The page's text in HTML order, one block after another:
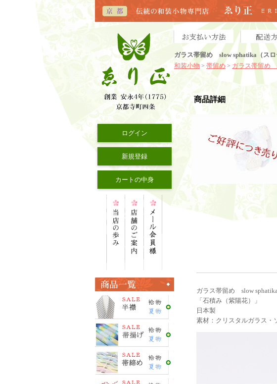
ガラス帯留め slow sphatika（ス
和装小物 > 帯留め > ガラス帯留め
ログイン
新規登録
カートの中身
商品詳細
ガラス帯留め slow
「石積み（紫陽花）」
日本製
素材：クリスタルガラス・